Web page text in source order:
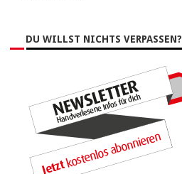
DU WILLST NICHTS VERPASSEN?